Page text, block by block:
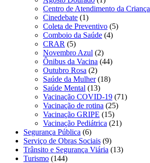
Centro de Atendimento da Criança
Cinedebate (1)
Coleta de Preventivo (5)
Comboio da Saúde (4)
CRAR (5)
Novembro Azul (2)
Ônibus da Vacina (44)
Outubro Rosa (2)
Saúde da Mulher(18)
Saúde Mental (13)
Vacinação COVID-19 (71)
Vacinação de rotina (25)
Vacinação GRIPE (15)
Vacinação Pediátrica (21)
Segurança Pública (6)
Serviço de Obras Sociais (9)
Trânsito e Segurança Viária (13)
Turismo (144)